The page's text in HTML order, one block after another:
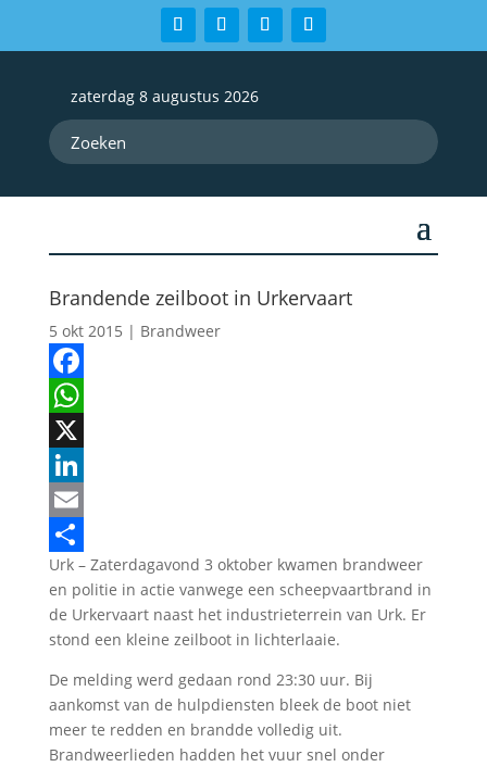
zaterdag 8 augustus 2026
Brandende zeilboot in Urkervaart
5 okt 2015 | Brandweer
Facebook
WhatsApp
X
LinkedIn
Email
Delen
Urk – Zaterdagavond 3 oktober kwamen brandweer
en politie in actie vanwege een scheepvaartbrand in
de Urkervaart naast het industrieterrein van Urk. Er
stond een kleine zeilboot in lichterlaaie.
De melding werd gedaan rond 23:30 uur. Bij
aankomst van de hulpdiensten bleek de boot niet
meer te redden en brandde volledig uit.
Brandweerlieden hadden het vuur snel onder